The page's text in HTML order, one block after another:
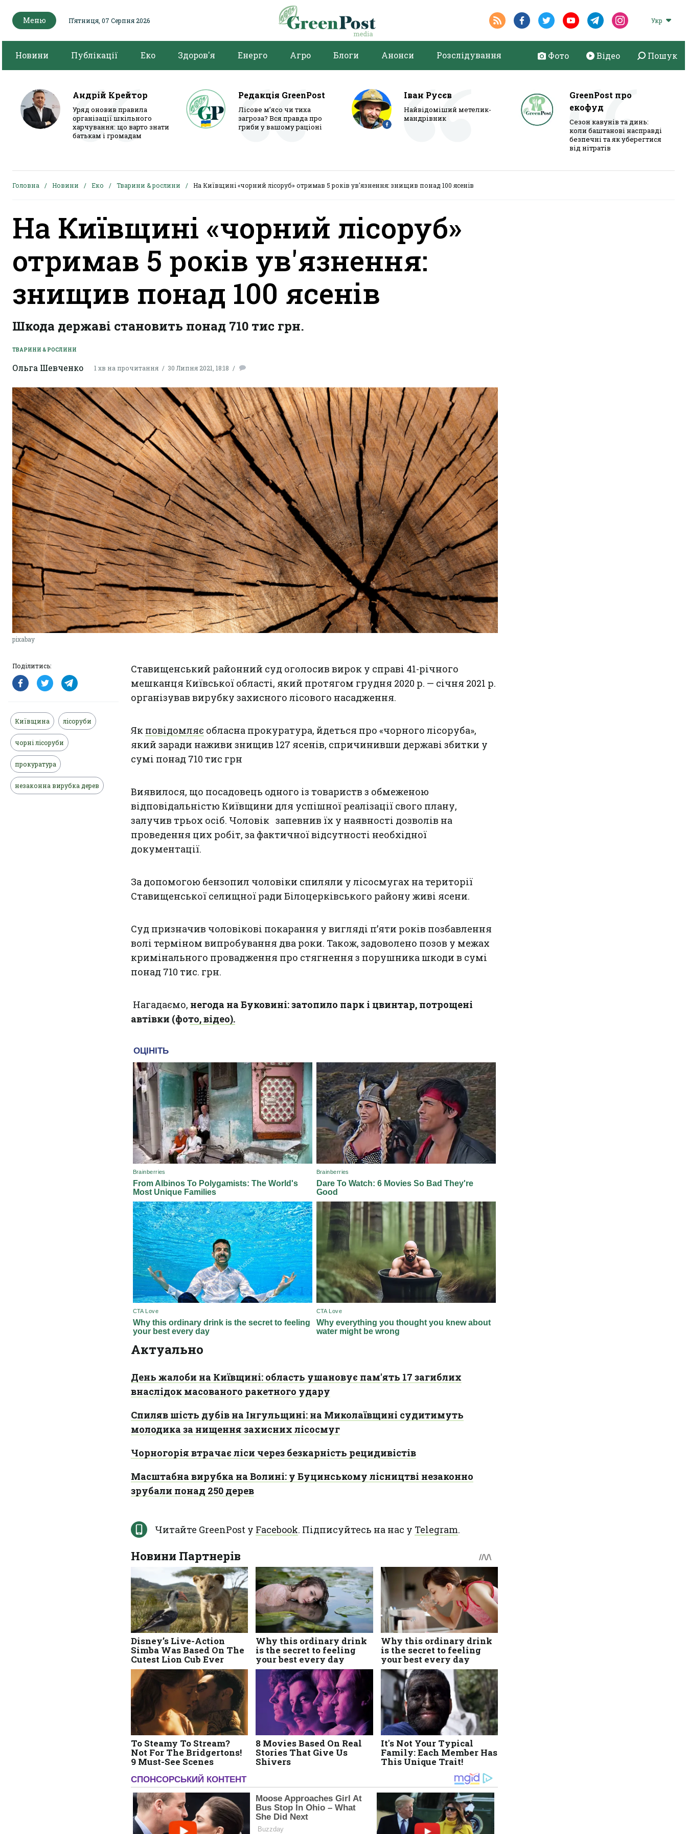
Меню Пʼятниця, 07 Серпня 2026 Укр
Новини Публікації Еко Здоров'я Енерго Агро Блоги Анонси Розслідування Фото Відео Пошук
Андрій Крейтор
Уряд оновив правила
організації шкільного
харчування: що варто знати
батькам і громадам
Редакція GreenPost
Лісове м’ясо чи тиха
загроза? Вся правда про
гриби у вашому раціоні
Іван Русєв
Найвідоміший метелик-
мандрівник
GreenPost про
екофуд
Сезон кавунів та динь:
коли баштанові насправді
безпечні та як уберегтися
від нітратів
Головна Новини Еко Тварини & рослини На Київщині «чорний лісоруб» отримав 5 років ув'язнення: знищив понад 100 ясенів
На Київщині «чорний лісоруб»
отримав 5 років ув'язнення:
знищив понад 100 ясенів
Шкода державі становить понад 710 тис грн.
ТВАРИНИ & РОСЛИНИ
Ольга Шевченко 1 хв на прочитання 30 Липня 2021, 18:18
pixabay
Поділитись:
Київщина лісоруби
чорні лісоруби
прокуратура
незаконна вирубка дерев
Ставищенський районний суд оголосив вирок у справі 41-річного
мешканця Київської області, який протягом грудня 2020 р. — січня 2021 р.
організував вирубку захисного лісового насадження.
Як повідомляє обласна прокуратура, йдеться про «чорного лісоруба»,
який заради наживи знищив 127 ясенів, спричинивши державі збитки у
сумі понад 710 тис грн
Виявилося, що посадовець одного із товариств з обмеженою
відповідальністю Київщини для успішної реалізації свого плану,
залучив трьох осіб. Чоловік запевнив їх у наявності дозволів на
проведення цих робіт, за фактичної відсутності необхідної
документації.
За допомогою бензопил чоловіки спиляли у лісосмугах на території
Ставищенської селищної ради Білоцерківського району живі ясени.
Суд призначив чоловікові покарання у вигляді п’яти років позбавлення
волі терміном випробування два роки. Також, задоволено позов у межах
кримінального провадження про стягнення з порушника шкоди в сумі
понад 710 тис. грн.
Нагадаємо, негода на Буковині: затопило парк і цвинтар, потрощені
автівки (фото, відео).
Актуально
День жалоби на Київщині: область ушановує пам'ять 17 загиблих
внаслідок масованого ракетного удару
Спиляв шість дубів на Інгульщині: на Миколаївщині судитимуть
молодика за нищення захисних лісосмуг
Чорногорія втрачає ліси через безкарність рецидивістів
Масштабна вирубка на Волині: у Буцинському лісництві незаконно
зрубали понад 250 дерев
Читайте GreenPost у Facebook. Підписуйтесь на нас у Telegram.